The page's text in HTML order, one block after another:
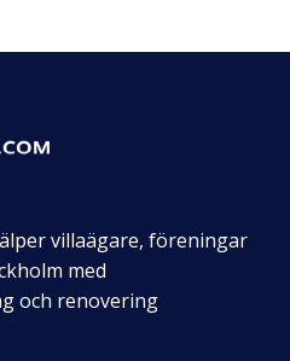
villaägare, föreningar
med
och renovering